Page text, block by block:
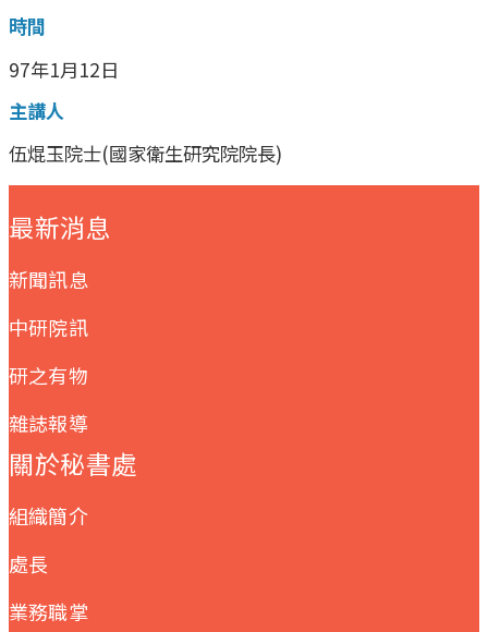
時間
97年1月12日
主講人
伍焜玉院士(國家衛生研究院院長)
最新消息
新聞訊息
中研院訊
研之有物
雜誌報導
關於秘書處
組織簡介
處長
業務職掌